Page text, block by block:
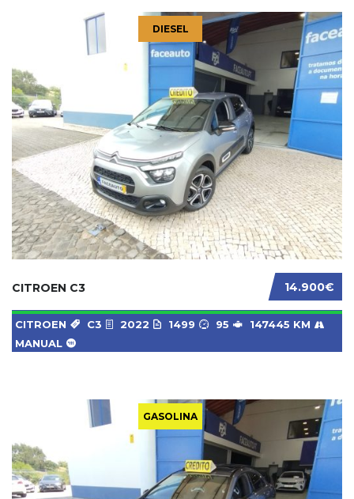
DIESEL
14.900€
CITROEN C3
CITROEN C3 2022 1499 95
147445 KM
MANUAL
GASOLINA